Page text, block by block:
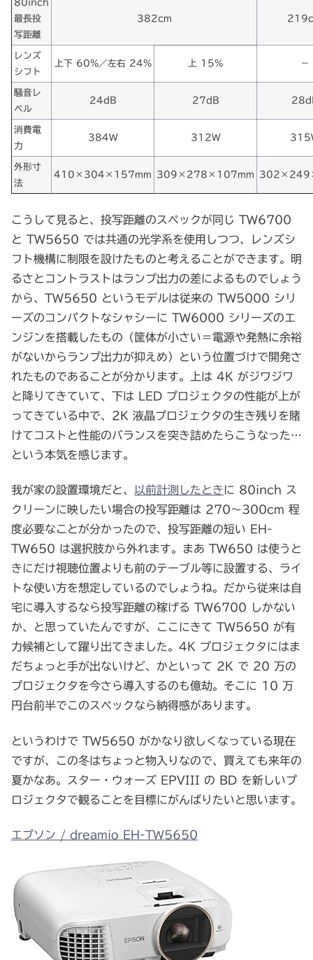
80inch
最長投
写距離
382cm
レンズ
シフト
上下 60%／左右 24% 上 15% －
騒音レ
ベル
24dB 27dB
消費電
力
384W 312W
外形寸
法
410×304×157mm 309×278×107mm
こうして見ると、投写距離のスペックが同じ TW6700
と TW5650 では共通の光学系を使用しつつ、レンズシ
フト機構に制限を設けたものと考えることができます。明
るさとコントラストはランプ出力の差によるものでしょう
から、TW5650 というモデルは従来の TW5000 シリ
ーズのコンパクトなシャシーに TW6000 シリーズのエ
ンジンを搭載したもの（筐体が小さい＝電源や発熱に余裕
がないからランプ出力が抑えめ）という位置づけで開発さ
れたものであることが分かります。上は 4K がジワジワ
と降りてきていて、下は LED プロジェクタの性能が上が
ってきている中で、2K 液晶プロジェクタの生き残りを賭
けてコストと性能のバランスを突き詰めたらこうなった…
という本気を感じます。
我が家の設置環境だと、 以前計測したときに 80inch ス
クリーンに映したい場合の投写距離は 270～300cm 程
度必要なことが分かったので、投写距離の短い EH-
TW650 は選択肢から外れます。まあ TW650 は使うと
きにだけ視聴位置よりも前のテーブル等に設置する、ライ
トな使い方を想定しているのでしょうね。だから従来は自
宅に導入するなら投写距離の稼げる TW6700 しかない
か、と思っていたんですが、ここにきて TW5650 が有
力候補として躍り出てきました。4K プロジェクタにはま
だちょっと手が出ないけど、かといって 2K で 20 万の
プロジェクタを今さら導入するのも億劫。そこに 10 万
円台前半でこのスペックなら納得感があります。
というわけで TW5650 がかなり欲しくなっている現在
ですが、この冬はちょっと物入りなので、買えても来年の
夏かなあ。スター・ウォーズ EPVIII の BD を新しいプ
ロジェクタで観ることを目標にがんばりたいと思います。
エプソン / dreamio EH-TW5650